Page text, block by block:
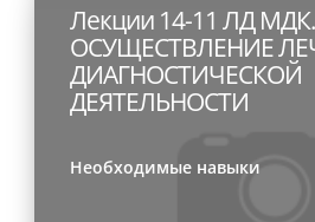
Лекции 14-11 ЛД
ОСУЩЕСТВЛЕНИЕ
ДИАГНОСТИЧЕСКОЙ
ДЕЯТЕЛЬНОСТИ
Необходимые навыки